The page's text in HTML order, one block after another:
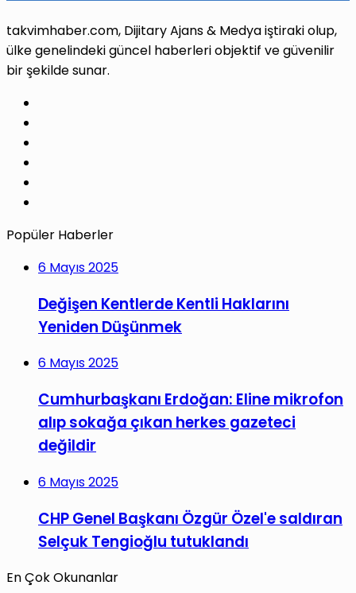
takvimhaber.com, Dijitary Ajans & Medya iştiraki olup,
ülke genelindeki güncel haberleri objektif ve güvenilir
bir şekilde sunar.
Popüler Haberler
6 Mayıs 2025
Değişen Kentlerde Kentli Haklarını
Yeniden Düşünmek
6 Mayıs 2025
Cumhurbaşkanı Erdoğan: Eline mikrofon
alıp sokağa çıkan herkes gazeteci
değildir
6 Mayıs 2025
CHP Genel Başkanı Özgür Özel'e saldıran
Selçuk Tengioğlu tutuklandı
En Çok Okunanlar